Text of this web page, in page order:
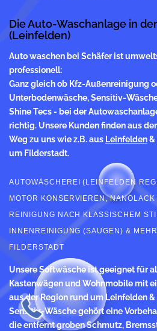
Die Auto-Waschanlage in
(Leinfelden)
Auto waschen bei Schäfer ist
professionell:
Ganz gleich ob Kfz-Außenreinigung
Unterbodenwäsche, Sensitiv-
Shine Tecs - bei der
richtig. Unsere Kunden finden aus
Weg zu uns wie z.B. aus Leinfelden&
um Filderstadt.
AUTOWÄSCHEREI (LEINFELDEN
MOTOR KONSERVIEREN,
REINIGUNG NACH KLASSISCHEM
NNENREINIGUNG (SAUGEN) & MEHR
ILDERSTADT
Unsere Softwäsche ist geeignet für
Kastenwägen und Wohnmobile mit
aus der Region rund um Leinfelden
Sensitiv-Wäsche gehört eine
die entfernt groben Schmutz,